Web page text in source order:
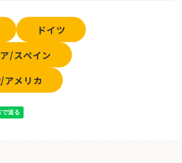
ドイツ
/スペイン
メリカ